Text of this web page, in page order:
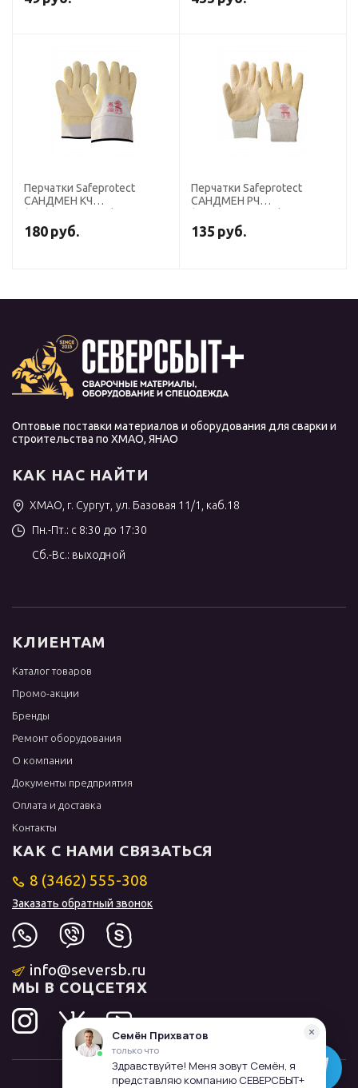
(распродажа)
Перчатки Safeprotect
САНДМЕН КЧ
латекс)
180 руб.
Перчатки Safeprotect
САНДМЕН РЧ
латекс)
135 руб.
Оптовые поставки материалов и оборудования для сварки и
строительства по ХМАО, ЯНАО
КАК НАС НАЙТИ
ХМАО, г. Сургут, ул. Базовая 11/1, каб.18
Пн.-Пт.: с 8:30 до 17:30
Сб.-Вс.: выходной
КЛИЕНТАМ
Каталог товаров
Промо-акции
Бренды
Ремонт оборудования
О компании
Документы предприятия
Оплата и доставка
Контакты
КАК С НАМИ СВЯЗАТЬСЯ
8 (3462) 555-308
Заказать обратный звонок
info@seversb.ru
МЫ В СОЦСЕТЯХ